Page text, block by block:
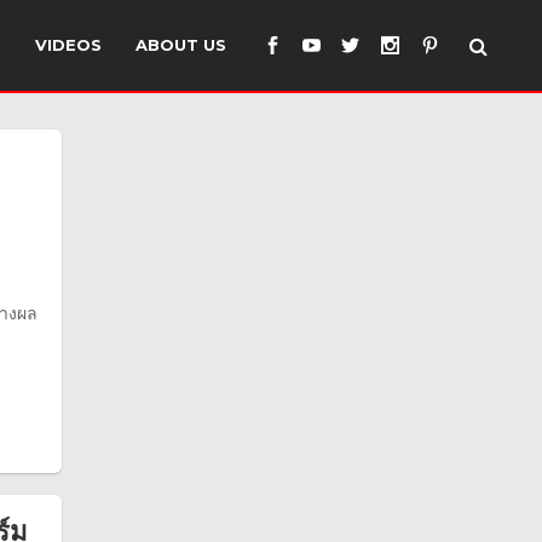
VIDEOS ABOUT US
งผล
ม